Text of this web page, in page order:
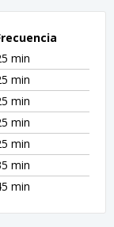
min
min
min
min
min
min
min